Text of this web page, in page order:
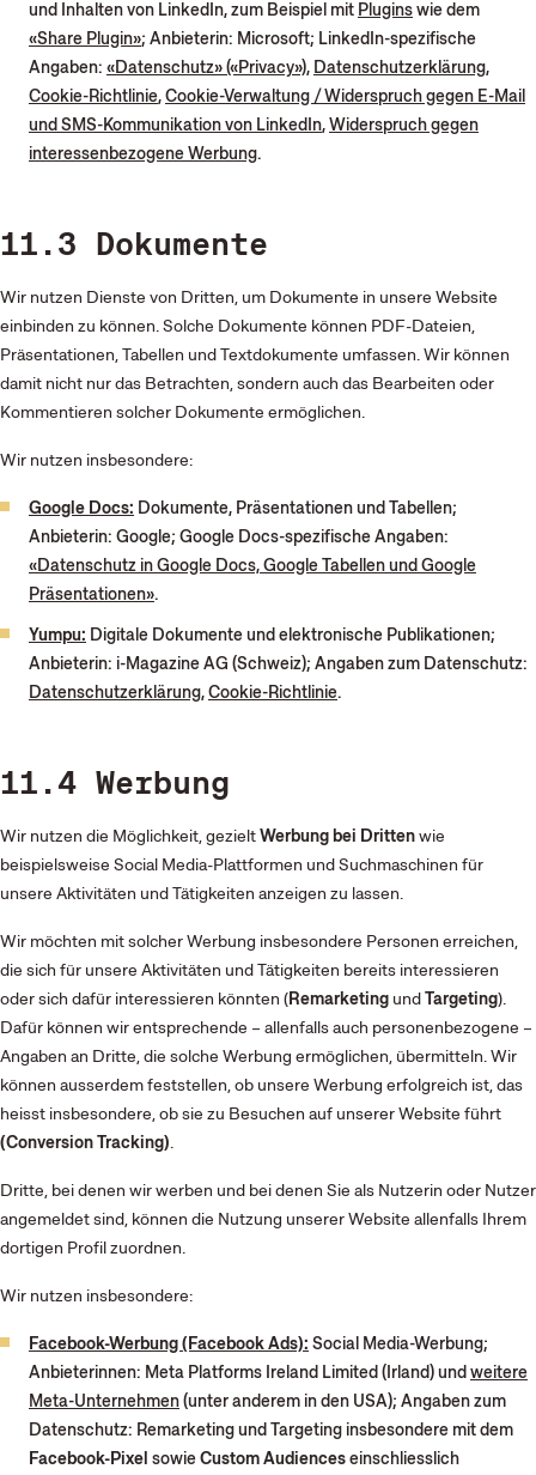
und Inhalten von LinkedIn, zum Beispiel mit Pluginswie dem
«Share Plugin»; Anbieterin: Microsoft; LinkedIn-spezifische
Angaben: «Datenschutz» («Privacy»), Datenschutzerklärung,
Cookie-Richtlinie,Cookie-Verwaltung / Widerspruch gegen E-Mail
und SMS-Kommunikation von LinkedIn,Widerspruch gegen
interessenbezogene Werbung.
11.3 Dokumente
Wir nutzen Dienste von Dritten, um Dokumente in unsere Website
einbinden zu können. Solche Dokumente können PDF-Dateien,
Präsentationen, Tabellen und Textdokumente umfassen. Wir können
damit nicht nur das Betrachten, sondern auch das Bearbeiten oder
Kommentieren solcher Dokumente ermöglichen.
Wir nutzen insbesondere:
Google Docs: Dokumente, Präsentationen und Tabellen;
Anbieterin: Google; Google Docs-spezifische Angaben:
«Datenschutz in Google Docs, Google Tabellen und Google
Präsentationen».
Yumpu: Digitale Dokumente und elektronische Publikationen;
Anbieterin: i-Magazine AG (Schweiz); Angaben zum Datenschutz:
Datenschutzerklärung,Cookie-Richtlinie.
11.4 Werbung
Wir nutzen die Möglichkeit, gezieltWerbung bei Drittenwie
beispielsweise Social Media-Plattformen und Suchmaschinen für
unsere Aktivitäten und Tätigkeiten anzeigen zu lassen.
Wir möchten mit solcher Werbung insbesondere Personen erreichen,
die sich für unsere Aktivitäten und Tätigkeiten bereits interessieren
oder sich dafür interessieren könnten (Remarketing undTargeting).
Dafür können wir entsprechende – allenfalls auch personenbezogene –
Angaben an Dritte, die solche Werbung ermöglichen, übermitteln. Wir
können ausserdem feststellen, ob unsere Werbung erfolgreich ist, das
heisst insbesondere, ob sie zu Besuchen auf unserer Website führt
(Conversion Tracking).
Dritte, bei denen wir werben und bei denen Sie als Nutzerin oder Nutzer
angemeldet sind, können die Nutzung unserer Website allenfalls Ihrem
dortigen Profil zuordnen.
Wir nutzen insbesondere:
Facebook-Werbung (Facebook Ads): Social Media-Werbung;
Anbieterinnen: Meta Platforms Ireland Limited (Irland) undweitere
Meta-Unternehmen(unter anderem in den USA); Angaben zum
Datenschutz: Remarketing und Targeting insbesondere mit dem
Facebook-Pixel sowieCustom Audienceseinschliesslich